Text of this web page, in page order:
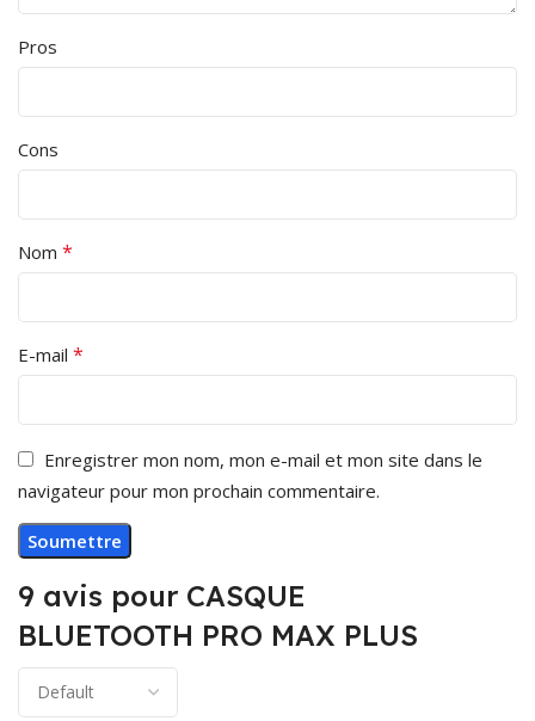
9 avis pour CASQUE
BLUETOOTH PRO MAX PLUS
Pros
Cons
Nom *
E-mail *
Enregistrer mon nom, mon e-mail et mon site dans le
navigateur pour mon prochain commentaire.